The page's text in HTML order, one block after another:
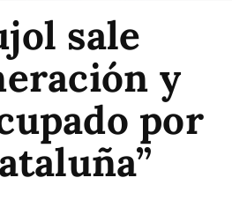
sale
y
por